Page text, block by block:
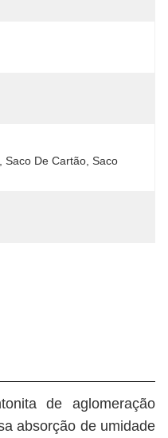
Saco De Cartão, Saco
de aglomeração
absorção de umidade